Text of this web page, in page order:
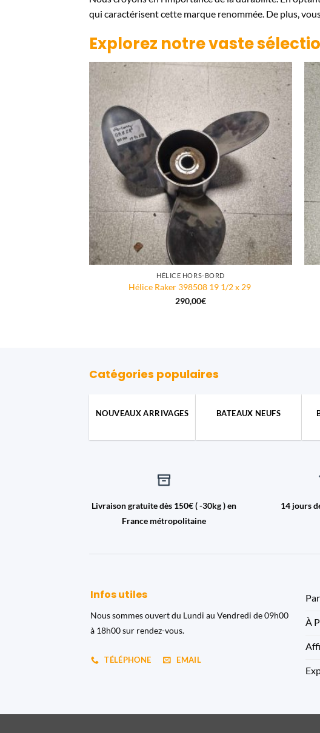
qui caractérisent cette marque renommée. De plus,
Explorez notre vaste
HÉLICE HORS-BORD
Hélice Raker 398508 19 1/2 x 29
290,00€
Catégories populaires
NOUVEAUX ARRIVAGES BATEAUX NEUFS
Livraison gratuite dès 150€ ( -30kg ) en
France métropolitaine
14 jours
Infos utiles
Nous sommes ouvert du Lundi au Vendredi de 09h00
à 18h00 sur rendez-vous.
TÉLÉPHONE EMAIL
À